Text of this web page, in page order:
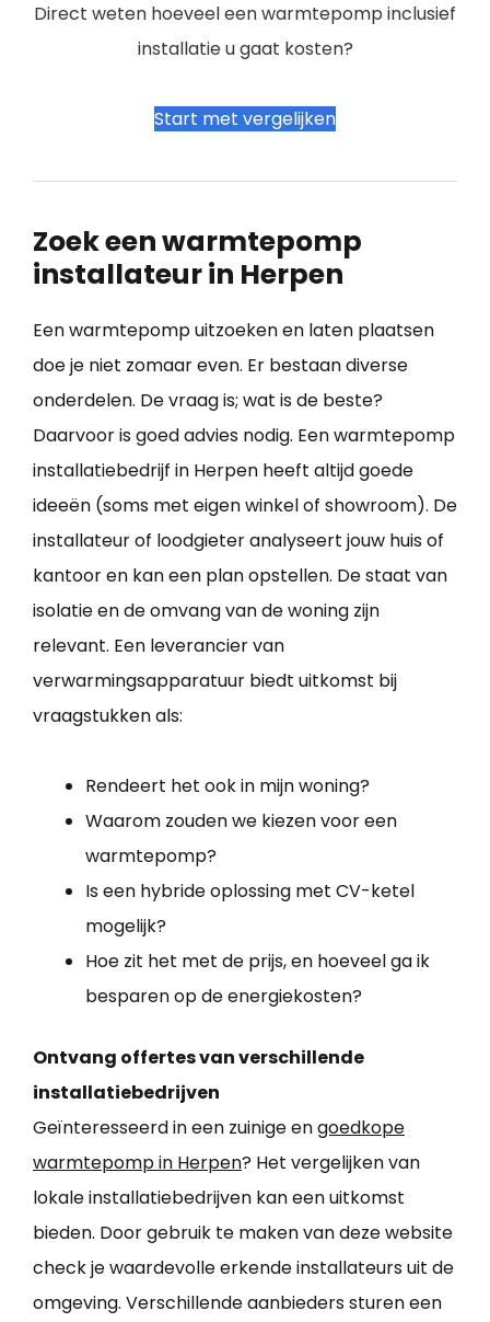
Direct weten hoeveel een warmtepomp inclusief
installatie u gaat kosten?
Start met vergelijken
Zoek een warmtepomp
installateur in Herpen
Een warmtepomp uitzoeken en laten plaatsen
doe je niet zomaar even. Er bestaan diverse
onderdelen. De vraag is; wat is de beste?
Daarvoor is goed advies nodig. Een warmtepomp
installatiebedrijf in Herpen heeft altijd goede
ideeën (soms met eigen winkel of showroom). De
installateur of loodgieter analyseert jouw huis of
kantoor en kan een plan opstellen. De staat van
isolatie en de omvang van de woning zijn
relevant. Een leverancier van
verwarmingsapparatuur biedt uitkomst bij
vraagstukken als:
Rendeert het ook in mijn woning?
Waarom zouden we kiezen voor een
warmtepomp?
Is een hybride oplossing met CV-ketel
mogelijk?
Hoe zit het met de prijs, en hoeveel ga ik
besparen op de energiekosten?
Ontvang offertes van verschillende
installatiebedrijven
Geïnteresseerd in een zuinige engoedkope
warmtepomp in Herpen? Het vergelijken van
lokale installatiebedrijven kan een uitkomst
bieden. Door gebruik te maken van deze website
check je waardevolle erkende installateurs uit de
omgeving. Verschillende aanbieders sturen een